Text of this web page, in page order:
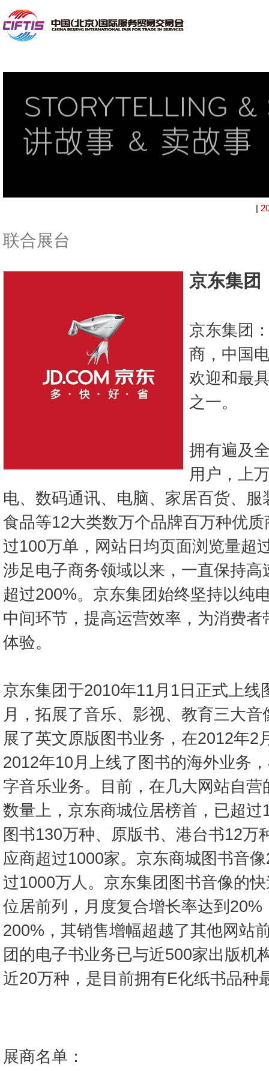
|
联合展台
京东集团
京东集团
商，中国
欢迎和最
之一。
拥有遍及
用户，上
电、数码通讯、电脑、家居百货、
食品等12大类数万个品牌百万种优
过100万单，网站日均页面浏览量超
涉足电子商务领域以来，一直保持
超过200%。京东集团始终坚持以纯
中间环节，提高运营效率，为消费者
体验。
京东集团于2010年11月1日正式上线
月，拓展了音乐、影视、教育三大
展了英文原版图书业务，在2012年2
2012年10月上线了图书的海外业务
字音乐业务。目前，在几大网站自
数量上，京东商城位居榜首，已超
图书130万种、原版书、港台书12万
应商超过1000家。京东商城图书音
过1000万人。京东集团图书音像的
位居前列，月度复合增长率达到
200%，其销售增幅超越了其他网站
团的电子书业务已与近500家出版机
近20万种，是目前拥有E化纸书品种
展商名单：